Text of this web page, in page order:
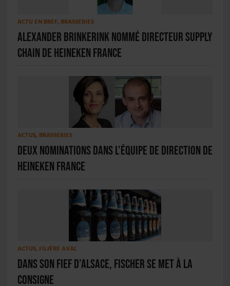
ACTU EN BREF, BRASSERIES
Alexander Brinkerink nommé directeur supply
chain de Heineken France
ACTUS, BRASSERIES
Deux nominations dans l’équipe de direction de
Heineken France
ACTUS, FILIÈRE AVAL
Dans son fief d’Alsace, Fischer se met à la
consigne